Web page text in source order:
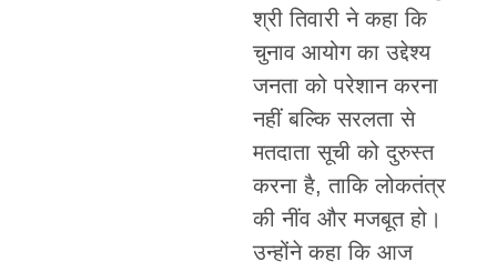
श्री तिवारी ने कहा कि
चुनाव आयोग का उद्देश्य
जनता को परेशान करना
नहीं बल्कि सरलता से
मतदाता सूची को दुरुस्त
करना है, ताकि लोकतंत्र
की नींव और मजबूत हो।
उन्होंने कहा कि आज